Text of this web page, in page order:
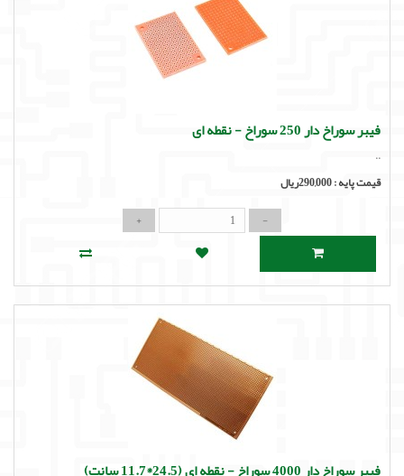
فیبر سوراخ دار 250 سوراخ - نقطه ای
..
قیمت پایه :290,000ریال
فیبر سوراخ دار 4000 سوراخ - نقطه ای (24.5*11.7 سانت)